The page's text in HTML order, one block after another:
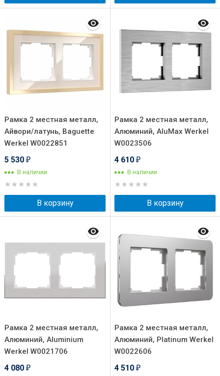
Рамка 2 местная металл,
Айвори/латунь, Baguette
Werkel W0022851
5 530 ₽
В наличии
В корзину
Рамка 2 местная металл,
Алюминий, AluMax Werkel
W0023506
4 610 ₽
В наличии
В корзину
Рамка 2 местная металл,
Алюминий, Aluminium
Werkel W0021706
4 080 ₽
Рамка 2 местная металл,
Алюминий, Platinum Werkel
W0022606
4 510 ₽